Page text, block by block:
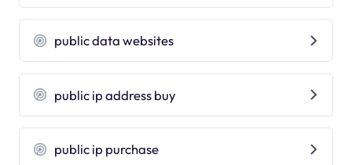
public data websites
public ip address buy
public ip purchase